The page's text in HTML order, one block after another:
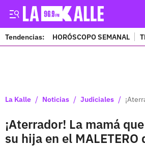
Tendencias: HORÓSCOPO SEMANAL
La Kalle / Noticias / Judiciales /
¡Aterrador! La mamá
su hija en el MALETERO